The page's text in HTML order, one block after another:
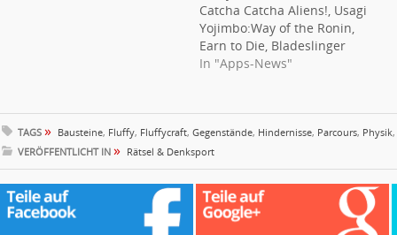
Catcha Catcha Aliens!, Usagi
Yojimbo:Way of the Ronin,
Earn to Die, Bladeslinger
In "Apps-News"
TAGS » Bausteine, Fluffy, Fluffycraft, Gegenstände, Hindernisse, Parcours, Physik,
VERÖFFENTLICHT IN » Rätsel & Denksport